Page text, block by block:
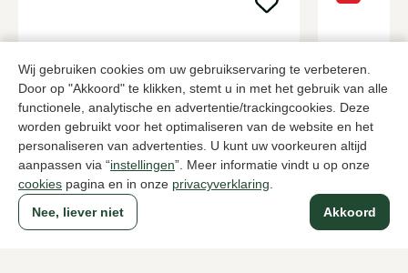
Wij gebruiken cookies om uw gebruikservaring te verbeteren.
Door op "Akkoord" te klikken, stemt u in met het gebruik van alle
functionele, analytische en advertentie/trackingcookies. Deze
worden gebruikt voor het optimaliseren van de website en het
personaliseren van advertenties. U kunt uw voorkeuren altijd
aanpassen via “instellingen”. Meer informatie vindt u op onze
cookies pagina en in onze privacyverklaring
Akkoord
Nee, liever niet
UGG
Blauwe pantoffels heren
Toms
Groene